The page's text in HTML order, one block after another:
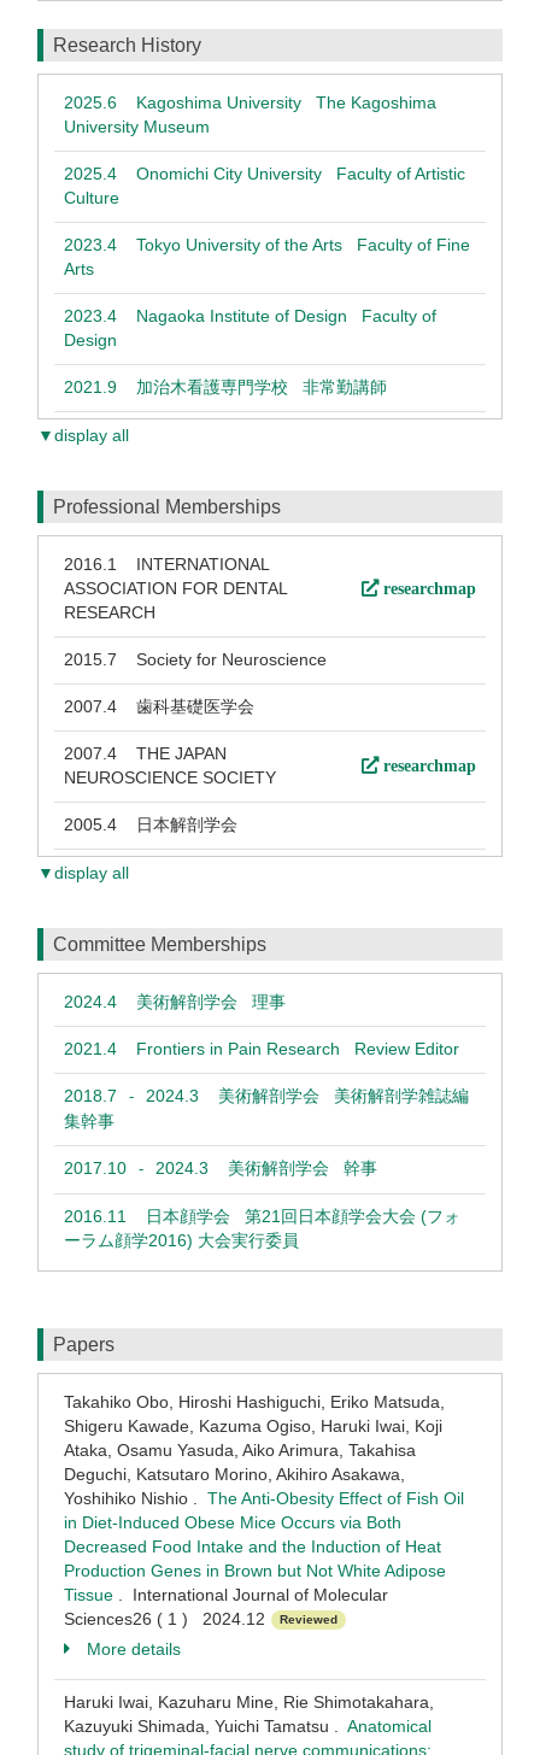
Research History
2025.6 Kagoshima University The Kagoshima
University Museum
2025.4 Onomichi City University Faculty of Artistic
Culture
2023.4 Tokyo University of the Arts Faculty of Fine
Arts
2023.4 Nagaoka Institute of Design Faculty of
Design
2021.9 加治木看護専門学校 非常勤講師
▼display all
Professional Memberships
2016.1
INTERNATIONAL
ASSOCIATION FOR DENTAL
RESEARCH
researchmap
2015.7 Society for Neuroscience
2007.4 歯科基礎医学会
2007.4 THE JAPAN
NEUROSCIENCE SOCIETY
researchmap
2005.4 日本解剖学会
▼display all
Committee Memberships
2024.4 美術解剖学会 理事
2021.4 Frontiers in Pain Research Review Editor
2018.7 - 2024.3 美術解剖学会 美術解剖学雑誌編
集幹事
2017.10 - 2024.3 美術解剖学会 幹事
2016.11
日本顔学会 第21回日本顔学会大会 (フォ
ーラム顔学2016) 大会実行委員
Papers
Takahiko Obo, Hiroshi Hashiguchi, Eriko Matsuda,
Shigeru Kawade, Kazuma Ogiso, Haruki Iwai, Koji
Ataka, Osamu Yasuda, Aiko Arimura, Takahisa
Deguchi, Katsutaro Morino, Akihiro Asakawa,
Yoshihiko Nishio . The Anti-Obesity Effect of Fish Oil
in Diet-Induced Obese Mice Occurs via Both
Decreased Food Intake and the Induction of Heat
Production Genes in Brown but Not White Adipose
Tissue . International Journal of Molecular
Sciences26 ( 1 ) 2024.12
Reviewed
More details
Haruki Iwai, Kazuharu Mine, Rie Shimotakahara,
Kazuyuki Shimada, Yuichi Tamatsu . Anatomical
study of trigeminal‐facial nerve communications: